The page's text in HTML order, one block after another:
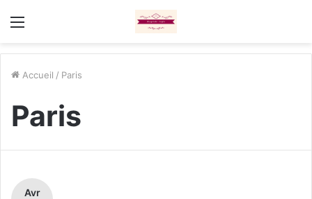
Menu
Accueil / Paris
Paris
Avr